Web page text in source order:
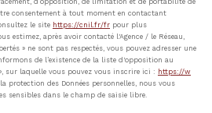
consentement à tout moment en contactant
le site https://cnil.fr/fr pour plus
estimez, après avoir contacté l'Agence / le Réseau,
» ne sont pas respectés, vous pouvez adresser une
de l’existence de la liste d'opposition au
sur laquelle vous pouvez vous inscrire ici : https://w
protection des Données personnelles, nous vous
sensibles dans le champ de saisie libre.